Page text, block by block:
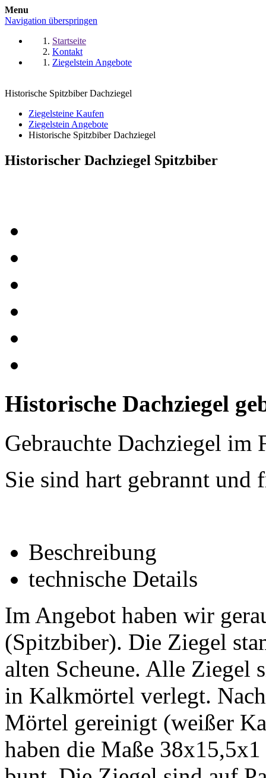
Menu
Navigation überspringen
Startseite
Kontakt
Ziegelstein Angebote
Historische Spitzbiber Dachziegel
Ziegelsteine Kaufen
Ziegelstein Angebote
Historische Spitzbiber Dachziegel
Historischer Dachziegel Spitzbiber
Historische Dachziegel
Gebrauchte Dachziegel im
Sie sind hart gebrannt und
Beschreibung
technische Details
Im Angebot haben wir
(Spitzbiber). Die Ziegel
alten Scheune. Alle Ziegel
in Kalkmörtel verlegt.
Mörtel gereinigt (weißer
haben die Maße